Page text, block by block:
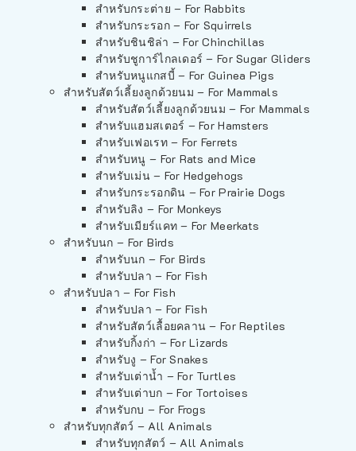
สำหรับกระต่าย – For Rabbits
สำหรับกระรอก – For Squirrels
สำหรับชินชิล่า – For Chinchillas
สำหรับชูการ์ไกลเดอร์ – For Sugar Gliders
สำหรับหนูแกสบี้ – For Guinea Pigs
สำหรับสัตว์เลี้ยงลูกด้วยนม – For Mammals
สำหรับสัตว์เลี้ยงลูกด้วยนม – For Mammals
สำหรับแฮมสเตอร์ – For Hamsters
สำหรับเฟอเรท – For Ferrets
สำหรับหนู – For Rats and Mice
สำหรับเม่น – For Hedgehogs
สำหรับกระรอกดิน – For Prairie Dogs
สำหรับลิง – For Monkeys
สำหรับเมียร์แคท – For Meerkats
สำหรับนก – For Birds
สำหรับนก – For Birds
สำหรับปลา – For Fish
สำหรับปลา – For Fish
สำหรับปลา – For Fish
สำหรับสัตว์เลื้อยคลาน – For Reptiles
สำหรับกิ้งก่า – For Lizards
สำหรับงู – For Snakes
สำหรับเต่าน้ำ – For Turtles
สำหรับเต่าบก – For Tortoises
สำหรับกบ – For Frogs
สำหรับทุกสัตว์ – All Animals
สำหรับทุกสัตว์ – All Animals